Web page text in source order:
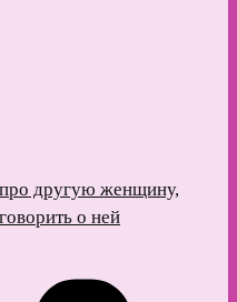
другую женщину,
о ней